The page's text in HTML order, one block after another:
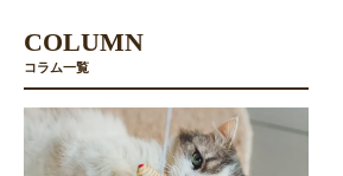
COLUMN
コラム一覧